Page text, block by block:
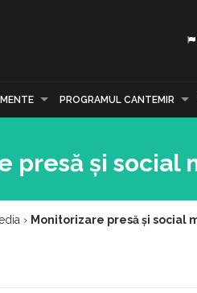
PROGRAMUL CANTEMIR
presă și social
› Monitorizare presă și social